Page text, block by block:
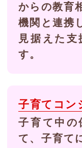
からの教育
機関と連携
見据えた支
す。
子育てコン
子育て中の
て、子育て